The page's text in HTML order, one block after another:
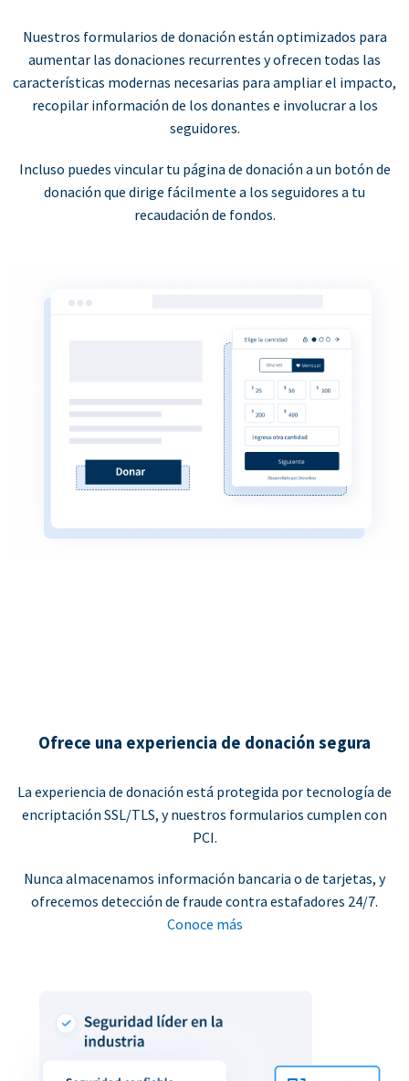
Nuestros formularios de donación están optimizados para
aumentar las donaciones recurrentes y ofrecen todas las
características modernas necesarias para ampliar el impacto,
recopilar información de los donantes e involucrar a los
seguidores.
Incluso puedes vincular tu página de donación a un botón de
donación que dirige fácilmente a los seguidores a tu
recaudación de fondos.
Ofrece una experiencia de donación segura
La experiencia de donación está protegida por tecnología de
encriptación SSL/TLS, y nuestros formularios cumplen con
PCI.
Nunca almacenamos información bancaria o de tarjetas, y
ofrecemos detección de fraude contra estafadores 24/7.
Conoce más